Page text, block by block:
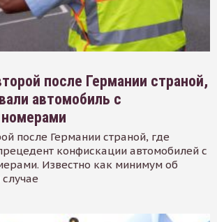
после Германии страной,
автомобиль с
после Германии страной, где
конфискации автомобилей с
Известно как минимум об